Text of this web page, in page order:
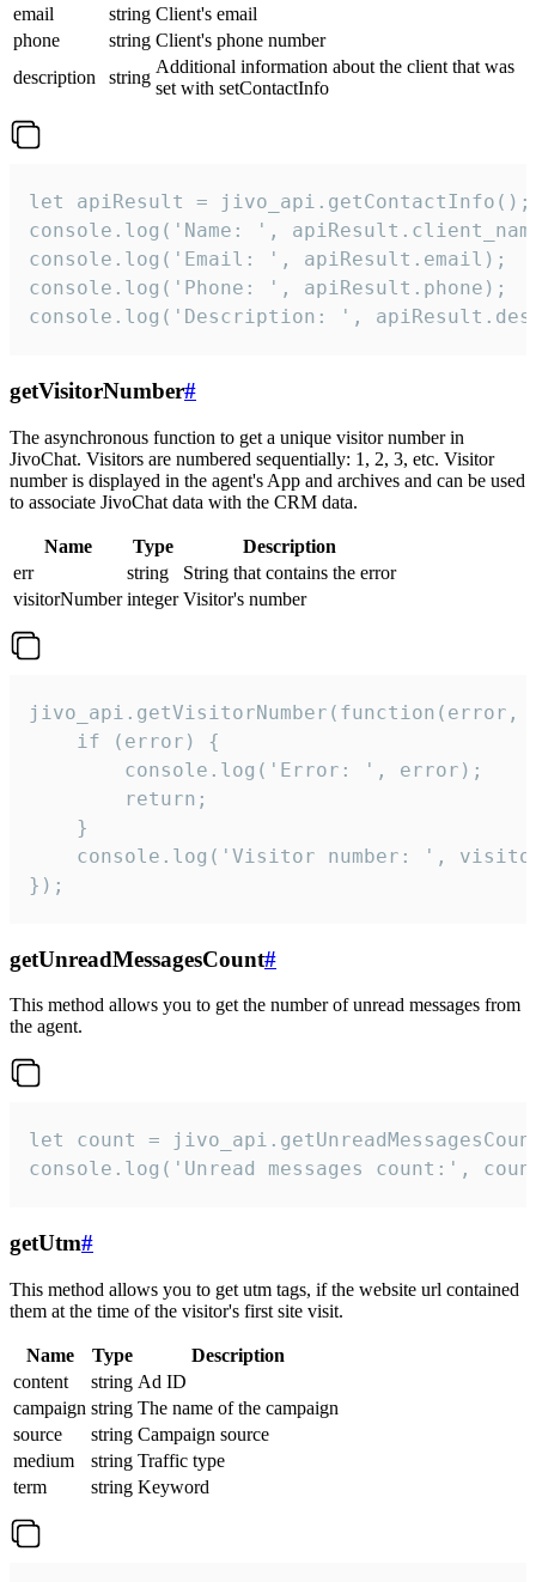
email
string Client's email
phone
string Client's phone number
description
string
Additional information about the client that was
set with setContactInfo
let apiResult = jivo_api.getContactInfo();
console.log('Name: ',
console.log('Email: ', apiResult.email);
console.log('Phone: ', apiResult.phone);
console.log('Description: ',
getVisitorNumber#
The asynchronous function to get a unique visitor number in
JivoChat. Visitors are numbered sequentially: 1, 2, 3, etc. Visitor
number is displayed in the agent's App and archives and can be used
to associate JivoChat data with the CRM data.
Name Type
Description
err
string
String that contains the error
visitorNumber integer Visitor's number
jivo_api.getVisitorNumber(function(error,
    if (error) {
        console.log('Error: ', error);
        return;
    }
console.log('Visitor number: ',
});
getUnreadMessagesCount#
This method allows you to get the number of unread messages from
the agent.
let count =
console.log('Unread messages count:',
getUtm#
This method allows you to get utm tags, if the website url contained
them at the time of the visitor's first site visit.
Name Type
Description
content
string Ad ID
campaign string The name of the campaign
source
string Campaign source
medium
string Traffic type
term
string Keyword